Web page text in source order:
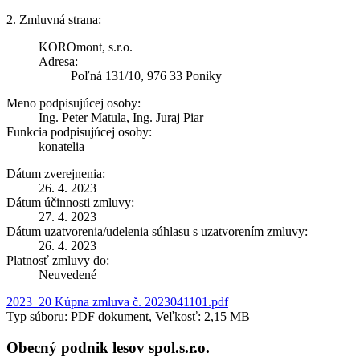
2. Zmluvná strana:
KOROmont, s.r.o.
Adresa:
Poľná 131/10, 976 33 Poniky
Meno podpisujúcej osoby:
Ing. Peter Matula, Ing. Juraj Piar
Funkcia podpisujúcej osoby:
konatelia
Dátum zverejnenia:
26. 4. 2023
Dátum účinnosti zmluvy:
27. 4. 2023
Dátum uzatvorenia/udelenia súhlasu s uzatvorením zmluvy:
26. 4. 2023
Platnosť zmluvy do:
Neuvedené
2023_20 Kúpna zmluva č. 2023041101.pdf
Typ súboru: PDF dokument, Veľkosť: 2,15 MB
Obecný podnik lesov spol.s.r.o.